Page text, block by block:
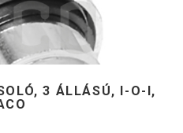
3 ÁLLÁSÚ, I-O-I,